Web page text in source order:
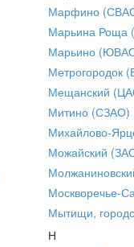
Марфино
Марьина Роща
Марьино
Метрогородок
Мещанский
Митино (СЗАО)
Михайлово-
Можайский
Москворечье-
Мытищи,
Н